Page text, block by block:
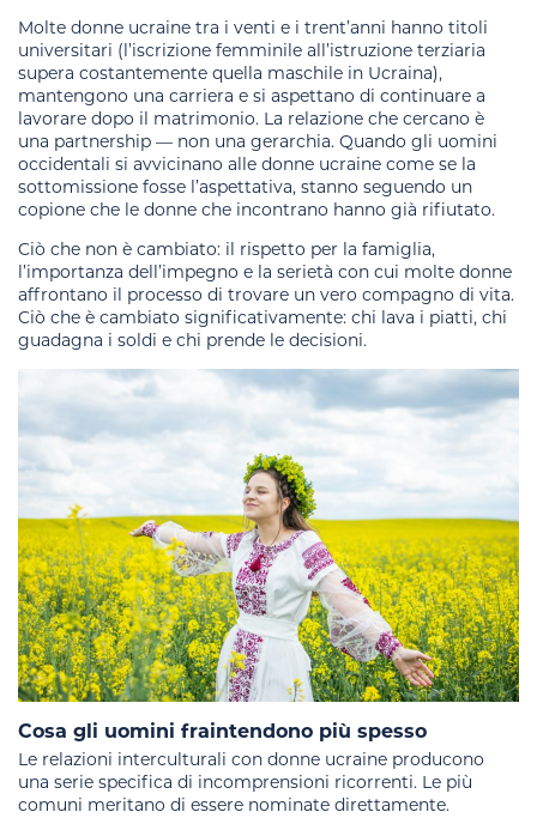
Molte donne ucraine tra i venti e i trent’anni hanno titoli
universitari (l’iscrizione femminile all’istruzione terziaria
supera costantemente quella maschile in Ucraina),
mantengono una carriera e si aspettano di continuare a
lavorare dopo il matrimonio. La relazione che cercano è
una partnership — non una gerarchia. Quando gli uomini
occidentali si avvicinano alle donne ucraine come se la
sottomissione fosse l’aspettativa, stanno seguendo un
copione che le donne che incontrano hanno già rifiutato.
Ciò che non è cambiato: il rispetto per la famiglia,
l’importanza dell’impegno e la serietà con cui molte donne
affrontano il processo di trovare un vero compagno di vita.
Ciò che è cambiato significativamente: chi lava i piatti, chi
guadagna i soldi e chi prende le decisioni.
Cosa gli uomini fraintendono più spesso
Le relazioni interculturali con donne ucraine producono
una serie specifica di incomprensioni ricorrenti. Le più
comuni meritano di essere nominate direttamente.